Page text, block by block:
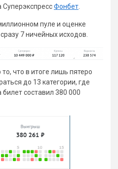
Фонбет
пуле и оценке
7 ничейных исходов.
что в итоге лишь пятеро
до 13 категории, где
составил 380 000